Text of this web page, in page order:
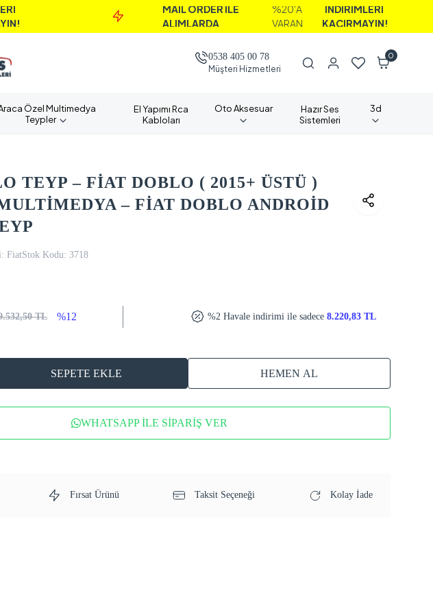
MAİL ORDER İLE
ALIMLARDA
%20'A
İNDİRİMLERİ
KAÇIRMAYIN!
0538 405 00 78
Müşteri Hizmetleri
0
Özel Multimedya
Teypler
El Yapımı Rca
Kabloları
Oto Aksesuar
Hazır Ses
Sistemleri
3d
TEYP – FİAT DOBLO ( 2015+ ÜSTÜ )
– FİAT DOBLO ANDROİD
FiatStok Kodu: 3718
TL %12 %2 Havale indirimi ile sadece 8.220,83 TL
SEPETE EKLE HEMEN AL
WHATSAPP İLE SİPARİŞ VER
Fırsat Ürünü Taksit Seçeneği Kolay İade